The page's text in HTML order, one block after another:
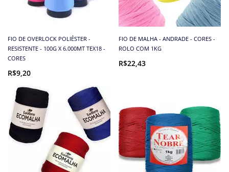
FIO DE OVERLOCK POLIÉSTER -
RESISTENTE - 100G X 6.000MT TEX18 -
CORES
R$9,20
FIO DE MALHA - ANDRADE - CORES -
ROLO COM 1KG
R$22,43